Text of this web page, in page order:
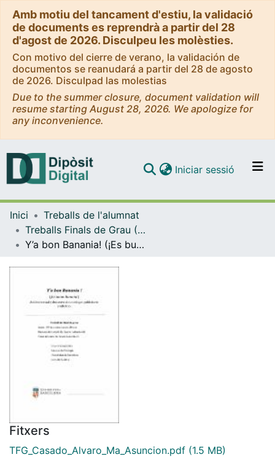
Amb motiu del tancament d'estiu, la validació
de documents es reprendrà a partir del 28
d'agost de 2026. Disculpeu les molèsties.
Con motivo del cierre de verano, la validación de
documentos se reanudará a partir del 28 de agosto
de 2026. Disculpad las molestias
Due to the summer closure, document validation will
resume starting August 28, 2026. We apologize for
any inconvenience.
Navega per tot el DD
Iniciar sessió (current)
Inici
Treballs de l'alumnat
Treballs Finals de Grau (TFG) - Lingüística
Y’a bon Banania! (¡Es bueno Banania!) : análisis textual y discursivo de un eslogan publicitario conflictivo
Fitxers
TFG_Casado_Alvaro_Ma_Asuncion.pdf (1.5 MB)